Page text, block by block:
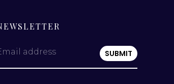
address